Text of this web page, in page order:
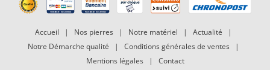
Accueil | Nos pierres | Notre matériel | Actualité |
Notre Démarche qualité | Conditions générales de ventes |
Mentions légales | Contact